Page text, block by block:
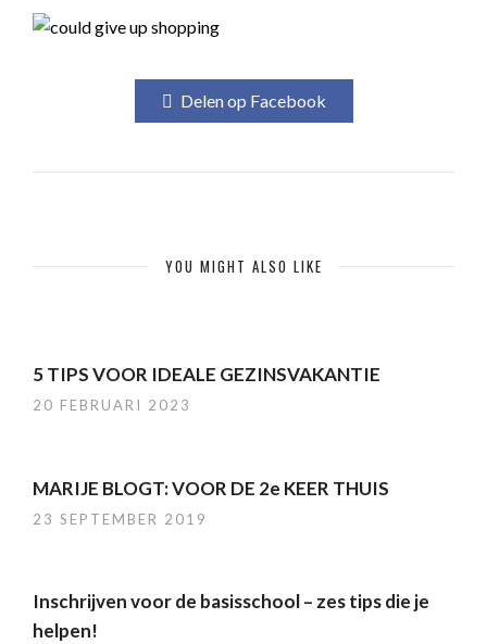
Delen op Facebook
YOU MIGHT ALSO LIKE
5 TIPS VOOR IDEALE GEZINSVAKANTIE
20 FEBRUARI 2023
MARIJE BLOGT: VOOR DE 2e KEER THUIS
23 SEPTEMBER 2019
Inschrijven voor de basisschool – zes tips die je
helpen!